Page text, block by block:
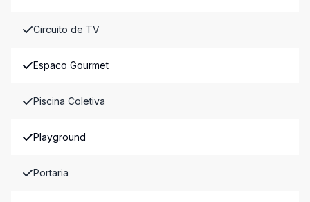
Circuito de TV
Espaco Gourmet
Piscina Coletiva
Playground
Portaria